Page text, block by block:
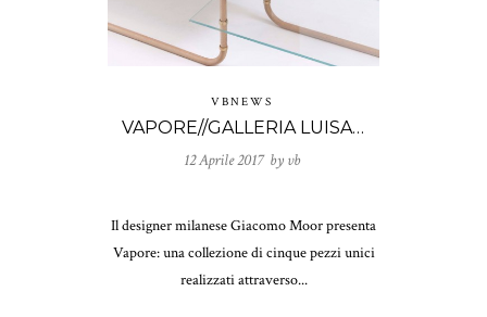
VBNEWS
VAPORE//GALLERIA LUISA DELLE PIANE
12 Aprile 2017 by vb
Il designer milanese Giacomo Moor presenta
Vapore: una collezione di cinque pezzi unici
realizzati attraverso...